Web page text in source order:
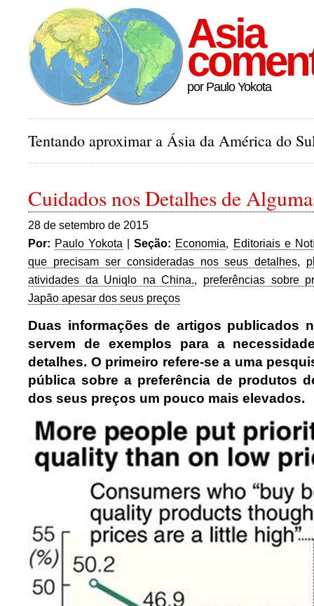
Asia
por Paulo Yokota
Tentando aproximar a Ásia da América do
Cuidados nos Detalhes de
28 de setembro de 2015
Por: Paulo Yokota |Seção: Economia, Editoriais e
que precisam ser consideradas nos seus detalhes,
atividades da Uniqlo na China., preferências sobre
Japão apesar dos seus preços
Duas informações de artigos publicados
servem de exemplos para a
detalhes. O primeiro refere-se a uma
pública sobre a preferência de produtos
dos seus preços um pouco mais elevados.